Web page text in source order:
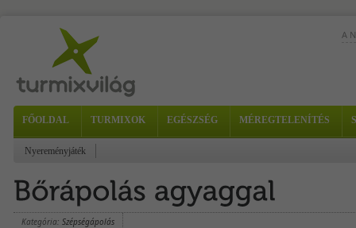
A
FŐOLDAL TURMIXOK EGÉSZSÉG MÉREGTELENÍTÉS
Nyereményjáték
Kategória: Szépségápolás